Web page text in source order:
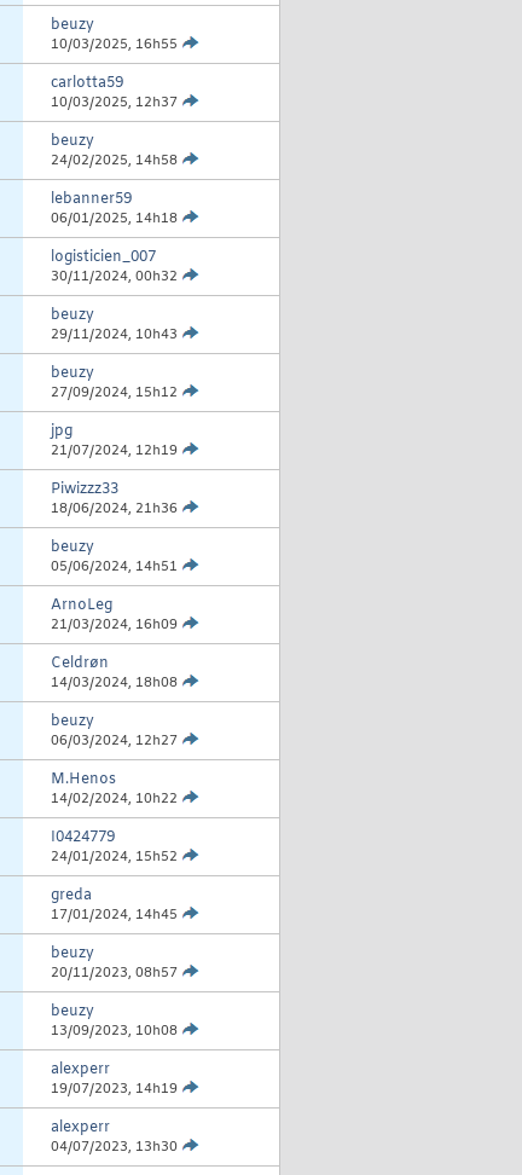
beuzy
10/03/2025, 16h55
carlotta59
10/03/2025, 12h37
beuzy
24/02/2025, 14h58
lebanner59
06/01/2025, 14h18
logisticien_007
30/11/2024, 00h32
beuzy
29/11/2024, 10h43
beuzy
27/09/2024, 15h12
jpg
21/07/2024, 12h19
Piwizzz33
18/06/2024, 21h36
beuzy
05/06/2024, 14h51
ArnoLeg
21/03/2024, 16h09
Celdrøn
14/03/2024, 18h08
beuzy
06/03/2024, 12h27
M.Henos
14/02/2024, 10h22
I0424779
24/01/2024, 15h52
greda
17/01/2024, 14h45
beuzy
20/11/2023, 08h57
beuzy
13/09/2023, 10h08
alexperr
19/07/2023, 14h19
alexperr
04/07/2023, 13h30